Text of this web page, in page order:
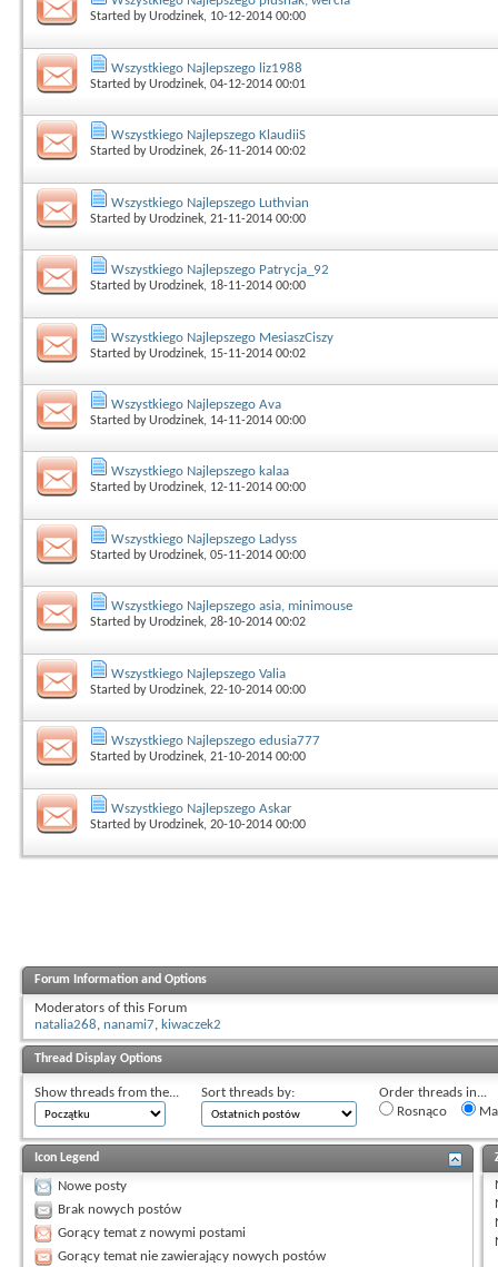
Started byUrodzinek, 10-12-2014 00:00
Wszystkiego Najlepszego liz1988
Started byUrodzinek, 04-12-2014 00:01
Wszystkiego Najlepszego KlaudiiS
Started byUrodzinek, 26-11-2014 00:02
Wszystkiego Najlepszego Luthvian
Started byUrodzinek, 21-11-2014 00:00
Wszystkiego Najlepszego Patrycja_92
Started byUrodzinek, 18-11-2014 00:00
Wszystkiego Najlepszego MesiaszCiszy
Started byUrodzinek, 15-11-2014 00:02
Wszystkiego Najlepszego Ava
Started byUrodzinek, 14-11-2014 00:00
Wszystkiego Najlepszego kalaa
Started byUrodzinek, 12-11-2014 00:00
Wszystkiego Najlepszego Ladyss
Started byUrodzinek, 05-11-2014 00:00
Wszystkiego Najlepszego asia, minimouse
Started byUrodzinek, 28-10-2014 00:02
Wszystkiego Najlepszego Valia
Started byUrodzinek, 22-10-2014 00:00
Wszystkiego Najlepszego edusia777
Started byUrodzinek, 21-10-2014 00:00
Wszystkiego Najlepszego Askar
Started byUrodzinek, 20-10-2014 00:00
Forum Information and Options
Moderators of this Forum
natalia268, nanami7, kiwaczek2
Thread Display Options
Show threads from the... Sort threads by:
Order threads in...
Rosnąco
Icon Legend
Nowe posty
Brak nowych postów
Gorący temat z nowymi postami
Gorący temat nie zawierający nowych postów